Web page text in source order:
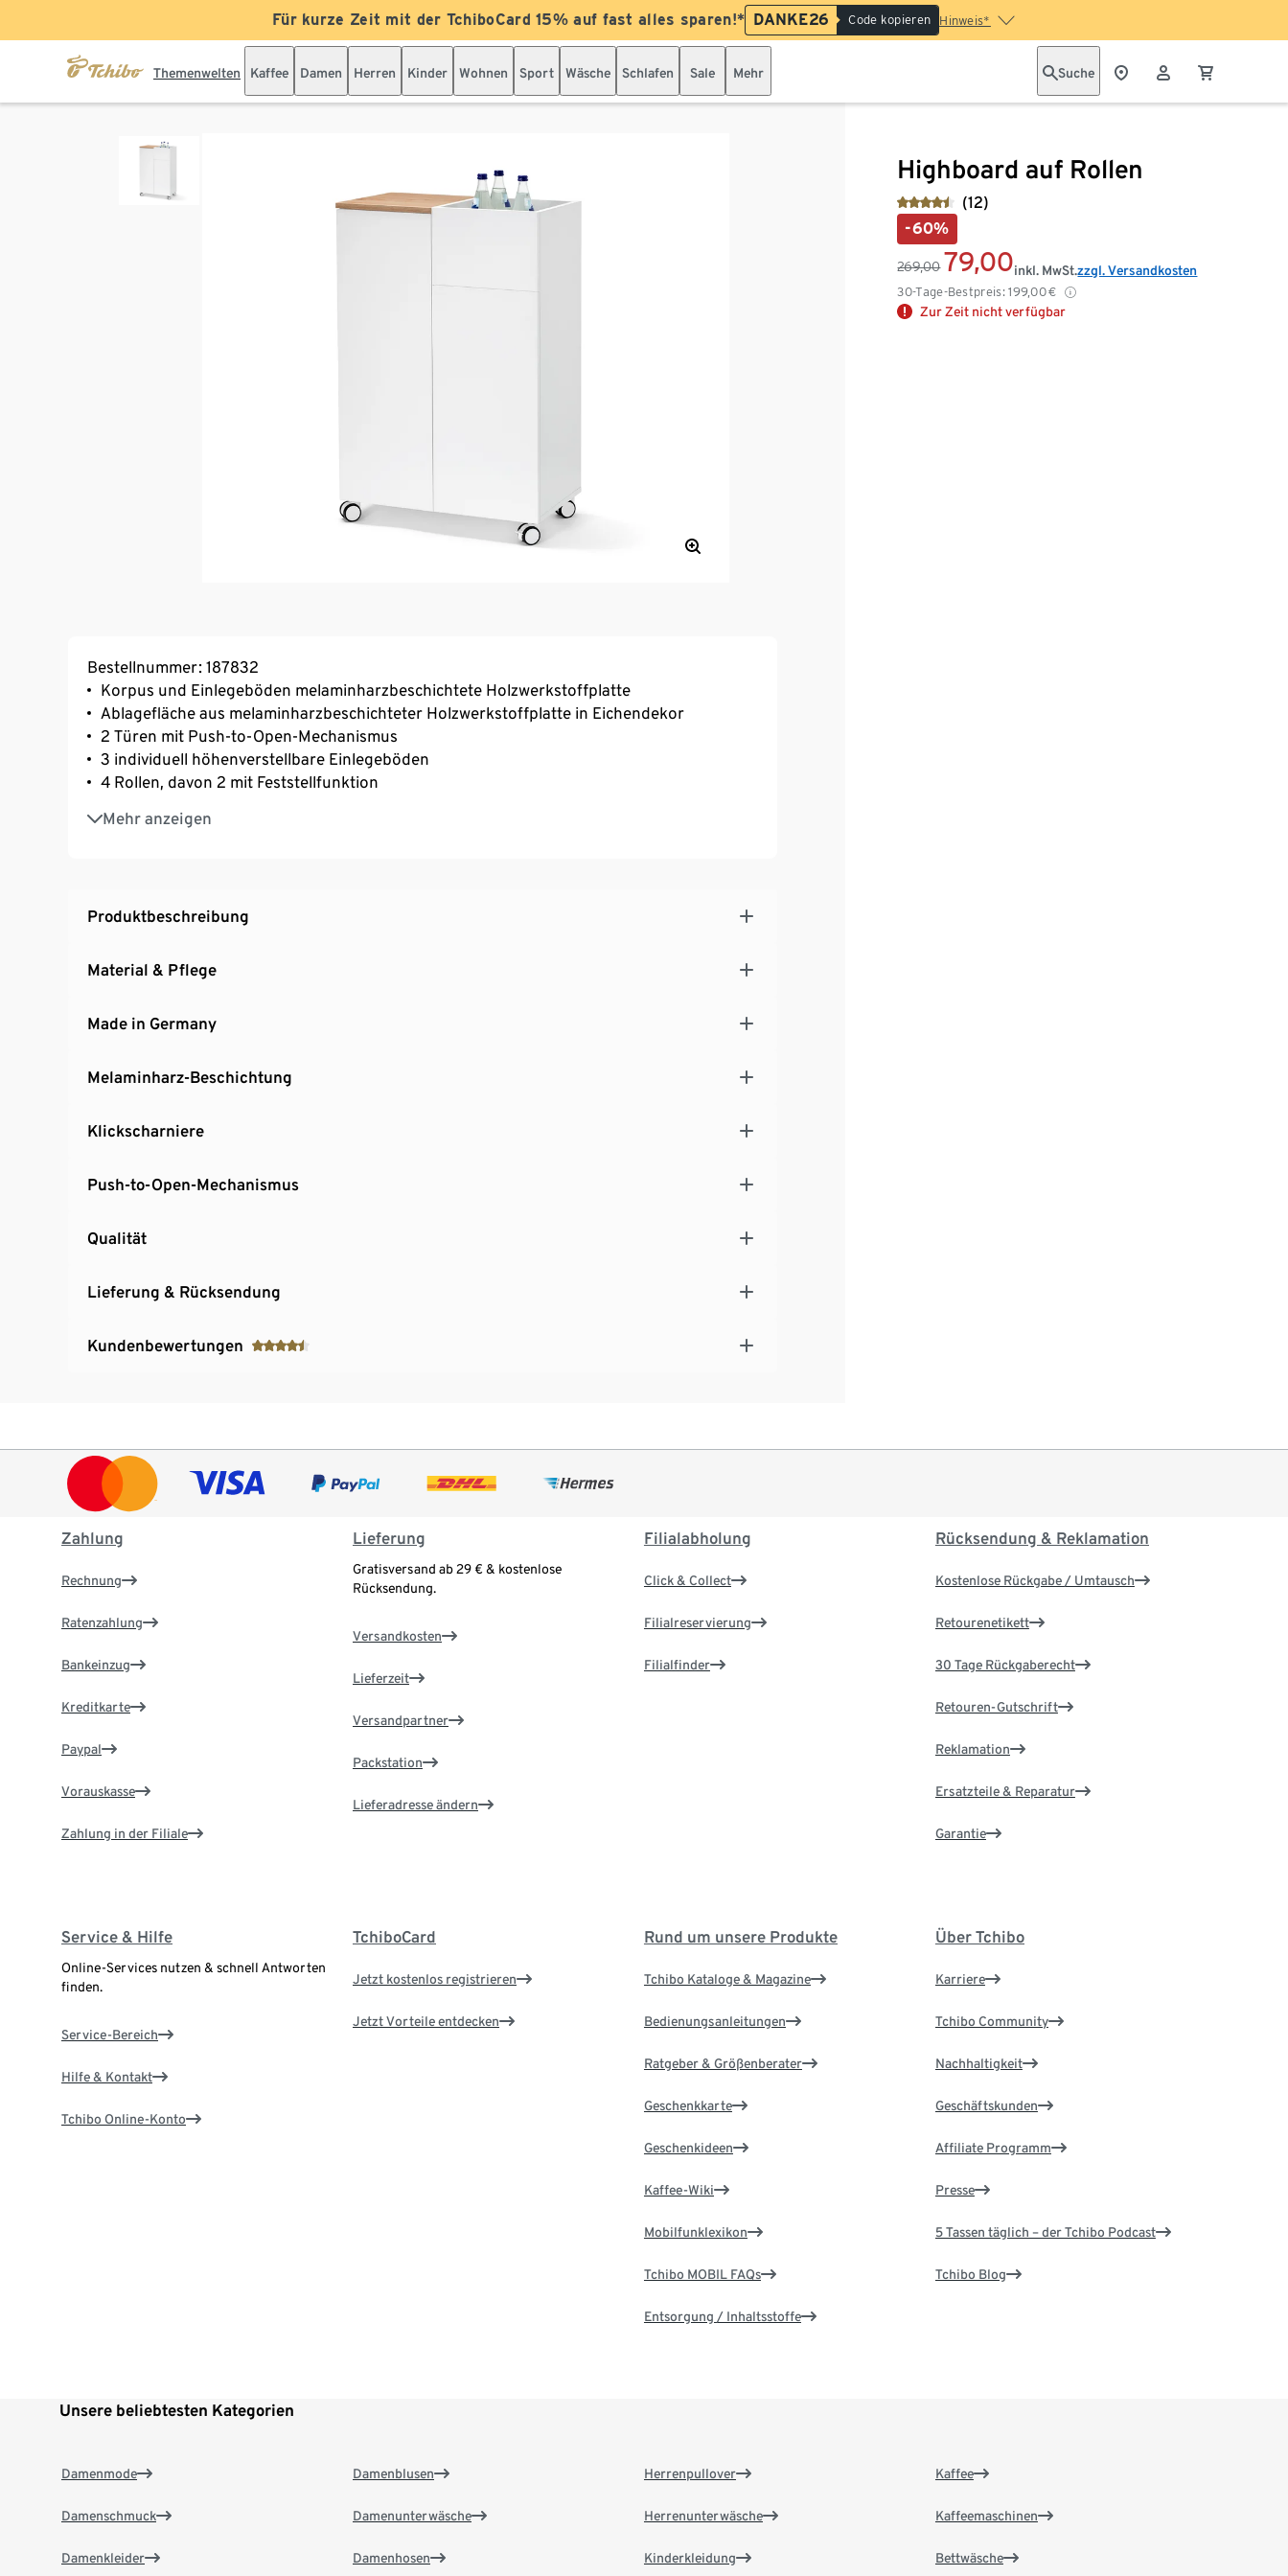
Für kurze Zeit mit der TchiboCard 15% auf fast alles sparen!* DANKE26 Code kopieren Hinweis*
Themenwelten Kaffee Damen Herren Kinder Wohnen Sport Wäsche Schlafen Sale Mehr Suche
Highboard auf Rollen
(12)
-60%
269,00 79,00
30-Tage-Bestpreis: 199,00€
inkl. MwSt.zzgl. Versandkosten
Zur Zeit nicht verfügbar
Bestellnummer: 187832
Korpus und Einlegeböden melaminharzbeschichtete Holzwerkstoffplatte
Ablagefläche aus melaminharzbeschichteter Holzwerkstoffplatte in Eichendekor
2 Türen mit Push-to-Open-Mechanismus
3 individuell höhenverstellbare Einlegeböden
4 Rollen, davon 2 mit Feststellfunktion
Mehr anzeigen
MADE IN GERMANY
Produktbeschreibung
Material & Pflege
Made in Germany
Melaminharz-Beschichtung
Klickscharniere
Push-to-Open-Mechanismus
Qualität
Lieferung & Rücksendung
Kundenbewertungen
Zahlung
Rechnung
Ratenzahlung
Bankeinzug
Kreditkarte
Paypal
Vorauskasse
Zahlung in der Filiale
Lieferung
Gratisversand ab 29 € & kostenlose
Rücksendung.
Versandkosten
Lieferzeit
Versandpartner
Packstation
Lieferadresse ändern
Filialabholung
Click & Collect
Filialreservierung
Filialfinder
Rücksendung & Reklamation
Kostenlose Rückgabe / Umtausch
Retourenetikett
30 Tage Rückgaberecht
Retouren-Gutschrift
Reklamation
Ersatzteile & Reparatur
Garantie
Service & Hilfe
Online-Services nutzen & schnell Antworten
finden.
Service-Bereich
Hilfe & Kontakt
Tchibo Online-Konto
TchiboCard
Jetzt kostenlos registrieren
Jetzt Vorteile entdecken
Rund um unsere Produkte
Tchibo Kataloge & Magazine
Bedienungsanleitungen
Ratgeber & Größenberater
Geschenkkarte
Geschenkideen
Kaffee-Wiki
Mobilfunklexikon
Tchibo MOBIL FAQs
Entsorgung / Inhaltsstoffe
Über Tchibo
Karriere
Tchibo Community
Nachhaltigkeit
Geschäftskunden
Affiliate Programm
Presse
5 Tassen täglich – der Tchibo Podcast
Tchibo Blog
Unsere beliebtesten Kategorien
Damenmode
Damenschmuck
Damenkleider
Damenblusen
Damenunterwäsche
Damenhosen
Herrenpullover
Herrenunterwäsche
Kinderkleidung
Kaffee
Kaffeemaschinen
Bettwäsche